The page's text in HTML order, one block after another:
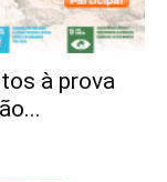
à prova